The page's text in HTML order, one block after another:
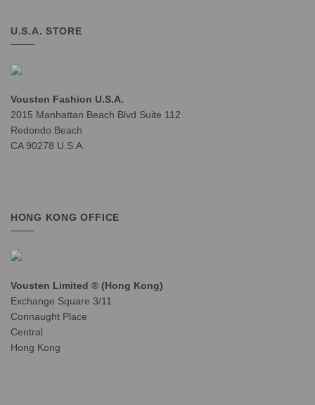
U.S.A. STORE
Vousten Fashion U.S.A.
2015 Manhattan Beach Blvd Suite 112
Redondo Beach
CA 90278 U.S.A.
HONG KONG OFFICE
Vousten Limited ® (Hong Kong)
Exchange Square 3/11
Connaught Place
Central
Hong Kong